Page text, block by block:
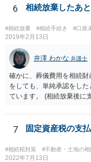
また、全員で相続しても
0万円分使えます。 父が亡
で相続する際は、4800万
亡くなってから相続する
るより非課税の枠が減少し
いうことになります。こ
んので、一度相談して想
6 相続放棄したあ
#相続放棄 #相続手続き #口座
2019年2月13日
井澤 わかな 弁護士
確かに、葬儀費用を相続
をしても、単純承認をし
ています。 (相続放棄後に
述の手続ということだと
いということではなく、
に葬儀費用を支出する経済
ば相続財産から支出して
7 固定資産税の支
#相続税対策 #不動産・土地の相
2022年7月13日